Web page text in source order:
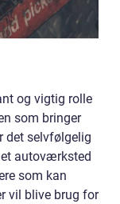
og vigtig rolle
som bringer
det selvfølgelig
autoværksted
som kan
vil blive brug for